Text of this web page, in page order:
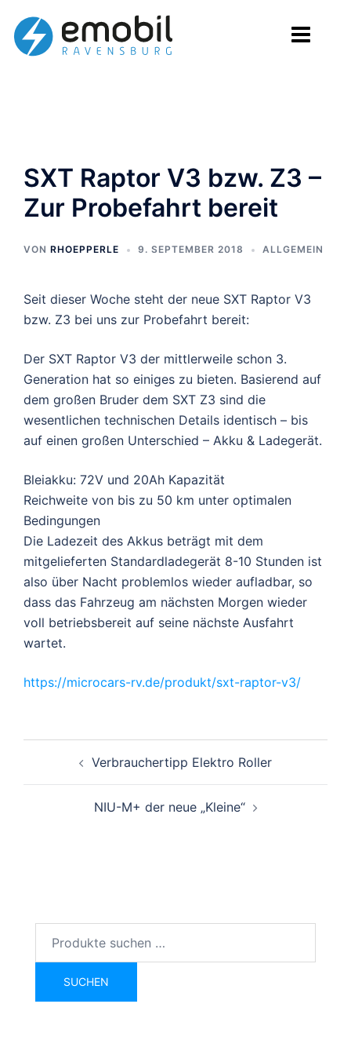
Inhalt
springen
SXT Raptor V3 bzw. Z3 –
Zur Probefahrt bereit
VON RHOEPPERLE 9. SEPTEMBER 2018 ALLGEMEIN
Seit dieser Woche steht der neue SXT Raptor V3
bzw. Z3 bei uns zur Probefahrt bereit:
Der SXT Raptor V3 der mittlerweile schon 3.
Generation hat so einiges zu bieten. Basierend auf
dem großen Bruder dem SXT Z3 sind die
wesentlichen technischen Details identisch – bis
auf einen großen Unterschied – Akku & Ladegerät.
Bleiakku: 72V und 20Ah Kapazität
Reichweite von bis zu 50 km unter optimalen
Bedingungen
Die Ladezeit des Akkus beträgt mit dem
mitgelieferten Standardladegerät 8-10 Stunden ist
also über Nacht problemlos wieder aufladbar, so
dass das Fahrzeug am nächsten Morgen wieder
voll betriebsbereit auf seine nächste Ausfahrt
wartet.
https://microcars-rv.de/produkt/sxt-raptor-v3/
Verbrauchertipp Elektro Roller
NIU-M+ der neue „Kleine“
nach:
SUCHEN